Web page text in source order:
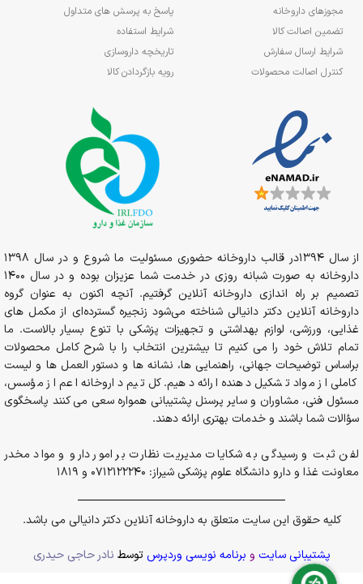
مجوزهای داروخانه
تضمین اصالت کالا
شرایط ارسال سفارش
کنترل اصالت محصولات
پاسخ به پرسش های متداول
شرایط استفاده
تاریخچه داروسازی
رویه بازگردادن کالا
از سال 1394در قالب داروخانه حضوری مسئولیت ما شروع و در سال 1398
داروخانه به صورت شبانه روزی در خدمت شما عزیزان بوده و در سال 1400
تصمیم بر راه اندازی داروخانه آنلاین گرفتیم. آنچه اکنون به عنوان گروه
داروخانه آنلاین دکتر دانیالی شناخته می‌شود زنجیره گسترده‌ای از مکمل های
غذایی، ورزشی، لوازم بهداشتی و تجهیزات پزشکی با تنوع بسیار بالاست. ما
تمام تلاش خود را می کنیم تا بیشترین انتخاب را با شرح کامل محصولات
براساس توضیحات جهانی، راهنمایی ها، نشانه ها و دستور العمل ها و لیست
کاملی از مواد تشکیل دهنده ارائه دهیم. کل تیم داروخانه اعم از مؤسس،
مسئول فنی، مشاوران و سایر پرسنل پشتیبانی همواره سعی می کنند پاسخگوی
سؤالات شما باشند و خدمات بهتری ارائه دهند.
لفن ثبت و رسیدگی به شکایات مدیریت نظارت بر امور دارو و مواد مخدر
معاونت غذا و دارو دانشگاه علوم پزشکی شیراز: 0712122240 و 1819
کلیه حقوق این سایت متعلق به داروخانه آنلاین دکتر دانیالی می باشد.
پشتیبانی سایت و برنامه نویسی وردپرس توسط نادر حاجی حیدری